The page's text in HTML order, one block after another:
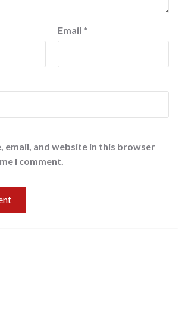
Email *
email, and website in this browser
I comment.